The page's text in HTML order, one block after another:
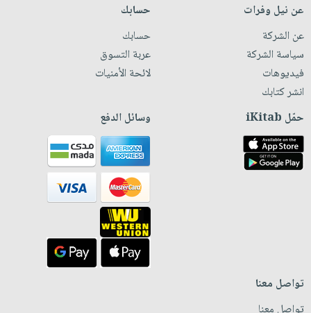
عن نيل وفرات
عن الشركة
سياسة الشركة
فيديوهات
انشر كتابك
حسابك
حسابك
عربة التسوق
لائحة الأمنيات
حمّل iKitab وسائل الدفع
تواصل معنا